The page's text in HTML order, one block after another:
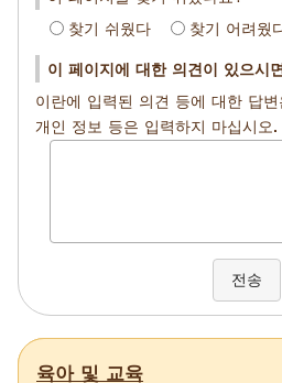
찾기 쉬웠다 찾기 어려웠
이 페이지에 대한 의견이 있으시
이란에 입력된 의견 등에 대한 답
개인 정보 등은 입력하지 마십시오.
전송
육아 및 교육